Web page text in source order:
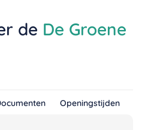
de De Groene
Openingstijden